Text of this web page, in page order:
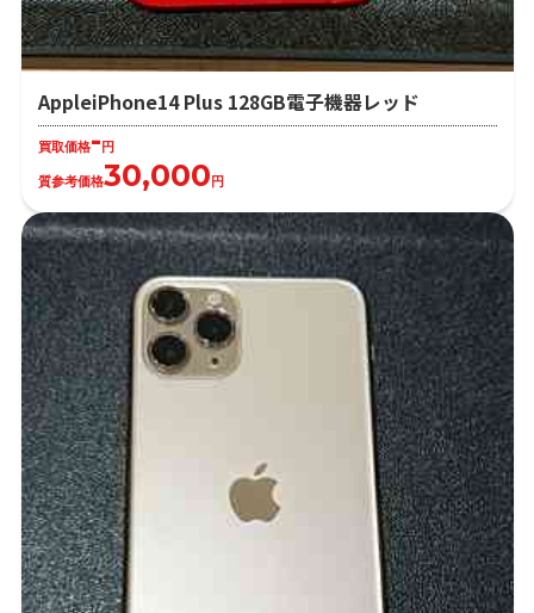
AppleiPhone14 Plus 128GB電子機器レッド
買取価格-円
質参考価格30,000円